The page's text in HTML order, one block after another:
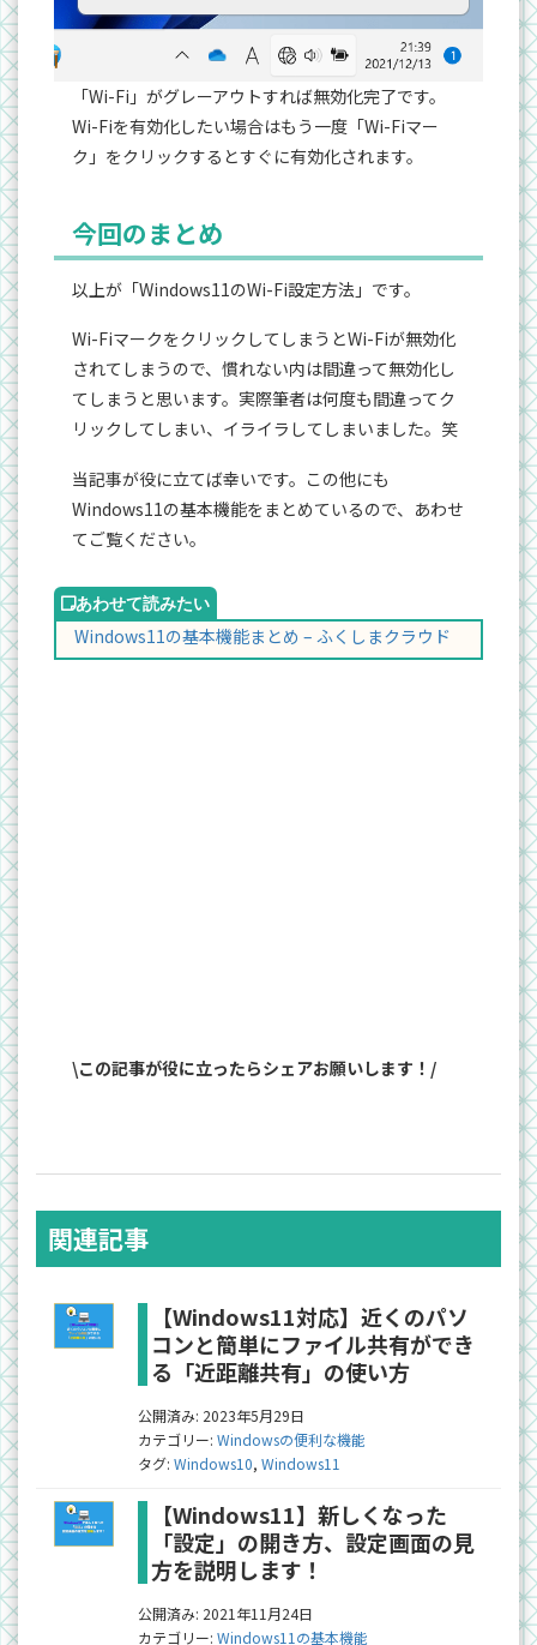
「Wi-Fi」がグレーアウトすれば無効化完了です。
Wi-Fiを有効化したい場合はもう一度「Wi-Fiマー
ク」をクリックするとすぐに有効化されます。
今回のまとめ
以上が「Windows11のWi-Fi設定方法」です。
Wi-FiマークをクリックしてしまうとWi-Fiが無効化
されてしまうので、慣れない内は間違って無効化し
てしまうと思います。実際筆者は何度も間違ってク
リックしてしまい、イライラしてしまいました。笑
当記事が役に立てば幸いです。この他にも
Windows11の基本機能をまとめているので、あわせ
てご覧ください。
Windows11の基本機能まとめ – ふくしまクラウド
\この記事が役に立ったらシェアお願いします！/
関連記事
【Windows11対応】近くのパソ
コンと簡単にファイル共有ができ
る「近距離共有」の使い方
公開済み: 2023年5月29日
カテゴリー: Windowsの便利な機能
タグ: Windows10, Windows11
【Windows11】新しくなった
「設定」の開き方、設定画面の見
方を説明します！
公開済み: 2021年11月24日
カテゴリー: Windows11の基本機能